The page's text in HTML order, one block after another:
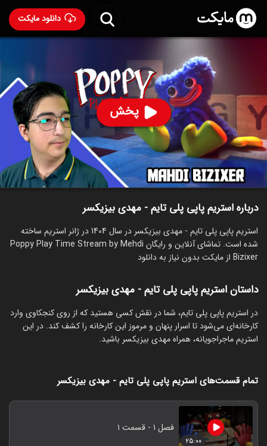
دانلود مایکت
پخش
استریم پاپی پلی تایم - مهدی بیزیکسر
۹۱ 73% مهدی بیزیکسر
ساخت ایران سال 1404
رده سنی ۱۳+
استریم
توضیحات قسمت‌ها سریال‌های مشابه
درباره استریم پاپی پلی تایم - مهدی بیزیکسر
استریم پاپی پلی تایم - مهدی بیزیکسر در سال 1404 در ژانر استریم ساخته
شده است. تماشای آنلاین و رایگان Poppy Play Time Stream by Mehdi
Bizixer از مایکت بدون نیاز به دانلود
داستان استریم پاپی پلی تایم - مهدی بیزیکسر
‏در استریم پاپی پلی تایم، شما در نقش کسی هستید که از روی کنجکاوی وارد
کارخانه‌ای می‌شود تا اسرار پنهان و مرموز این کارخانه را کشف کند. در این
استریم ماجراجویانه، همراه مهدی بیزیکسر باشید.
تمام قسمت‌های استریم پاپی پلی تایم - مهدی بیزیکسر
۲۵:۰۰
فصل ۱ - قسمت ۱